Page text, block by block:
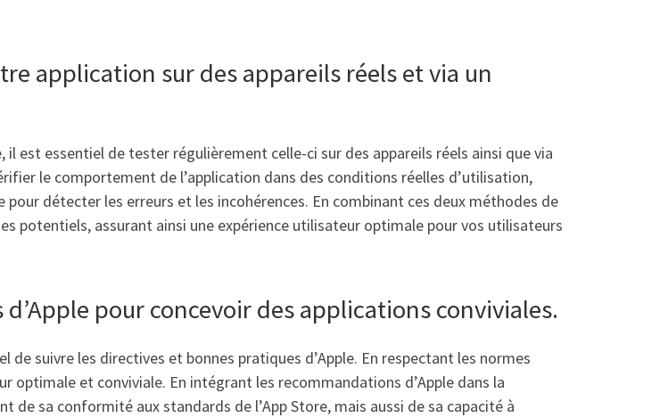
application sur des appareils réels et via un
est essentiel de tester régulièrement celle-ci sur des appareils réels ainsi que via
le comportement de l’application dans des conditions réelles d’utilisation,
détecter les erreurs et les incohérences. En combinant ces deux méthodes de
potentiels, assurant ainsi une expérience utilisateur optimale pour vos utilisateurs
pour concevoir des applications conviviales.
suivre les directives et bonnes pratiques d’Apple. En respectant les normes
optimale et conviviale. En intégrant les recommandations d’Apple dans la
de sa conformité aux standards de l’App Store, mais aussi de sa capacité à